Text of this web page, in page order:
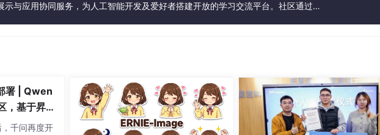
示与应用协同服务，为人工智能开发及爱好者搭建开放的学习交流平台。社区通过理
署 | Qwen
，基于昇腾
千问再度开